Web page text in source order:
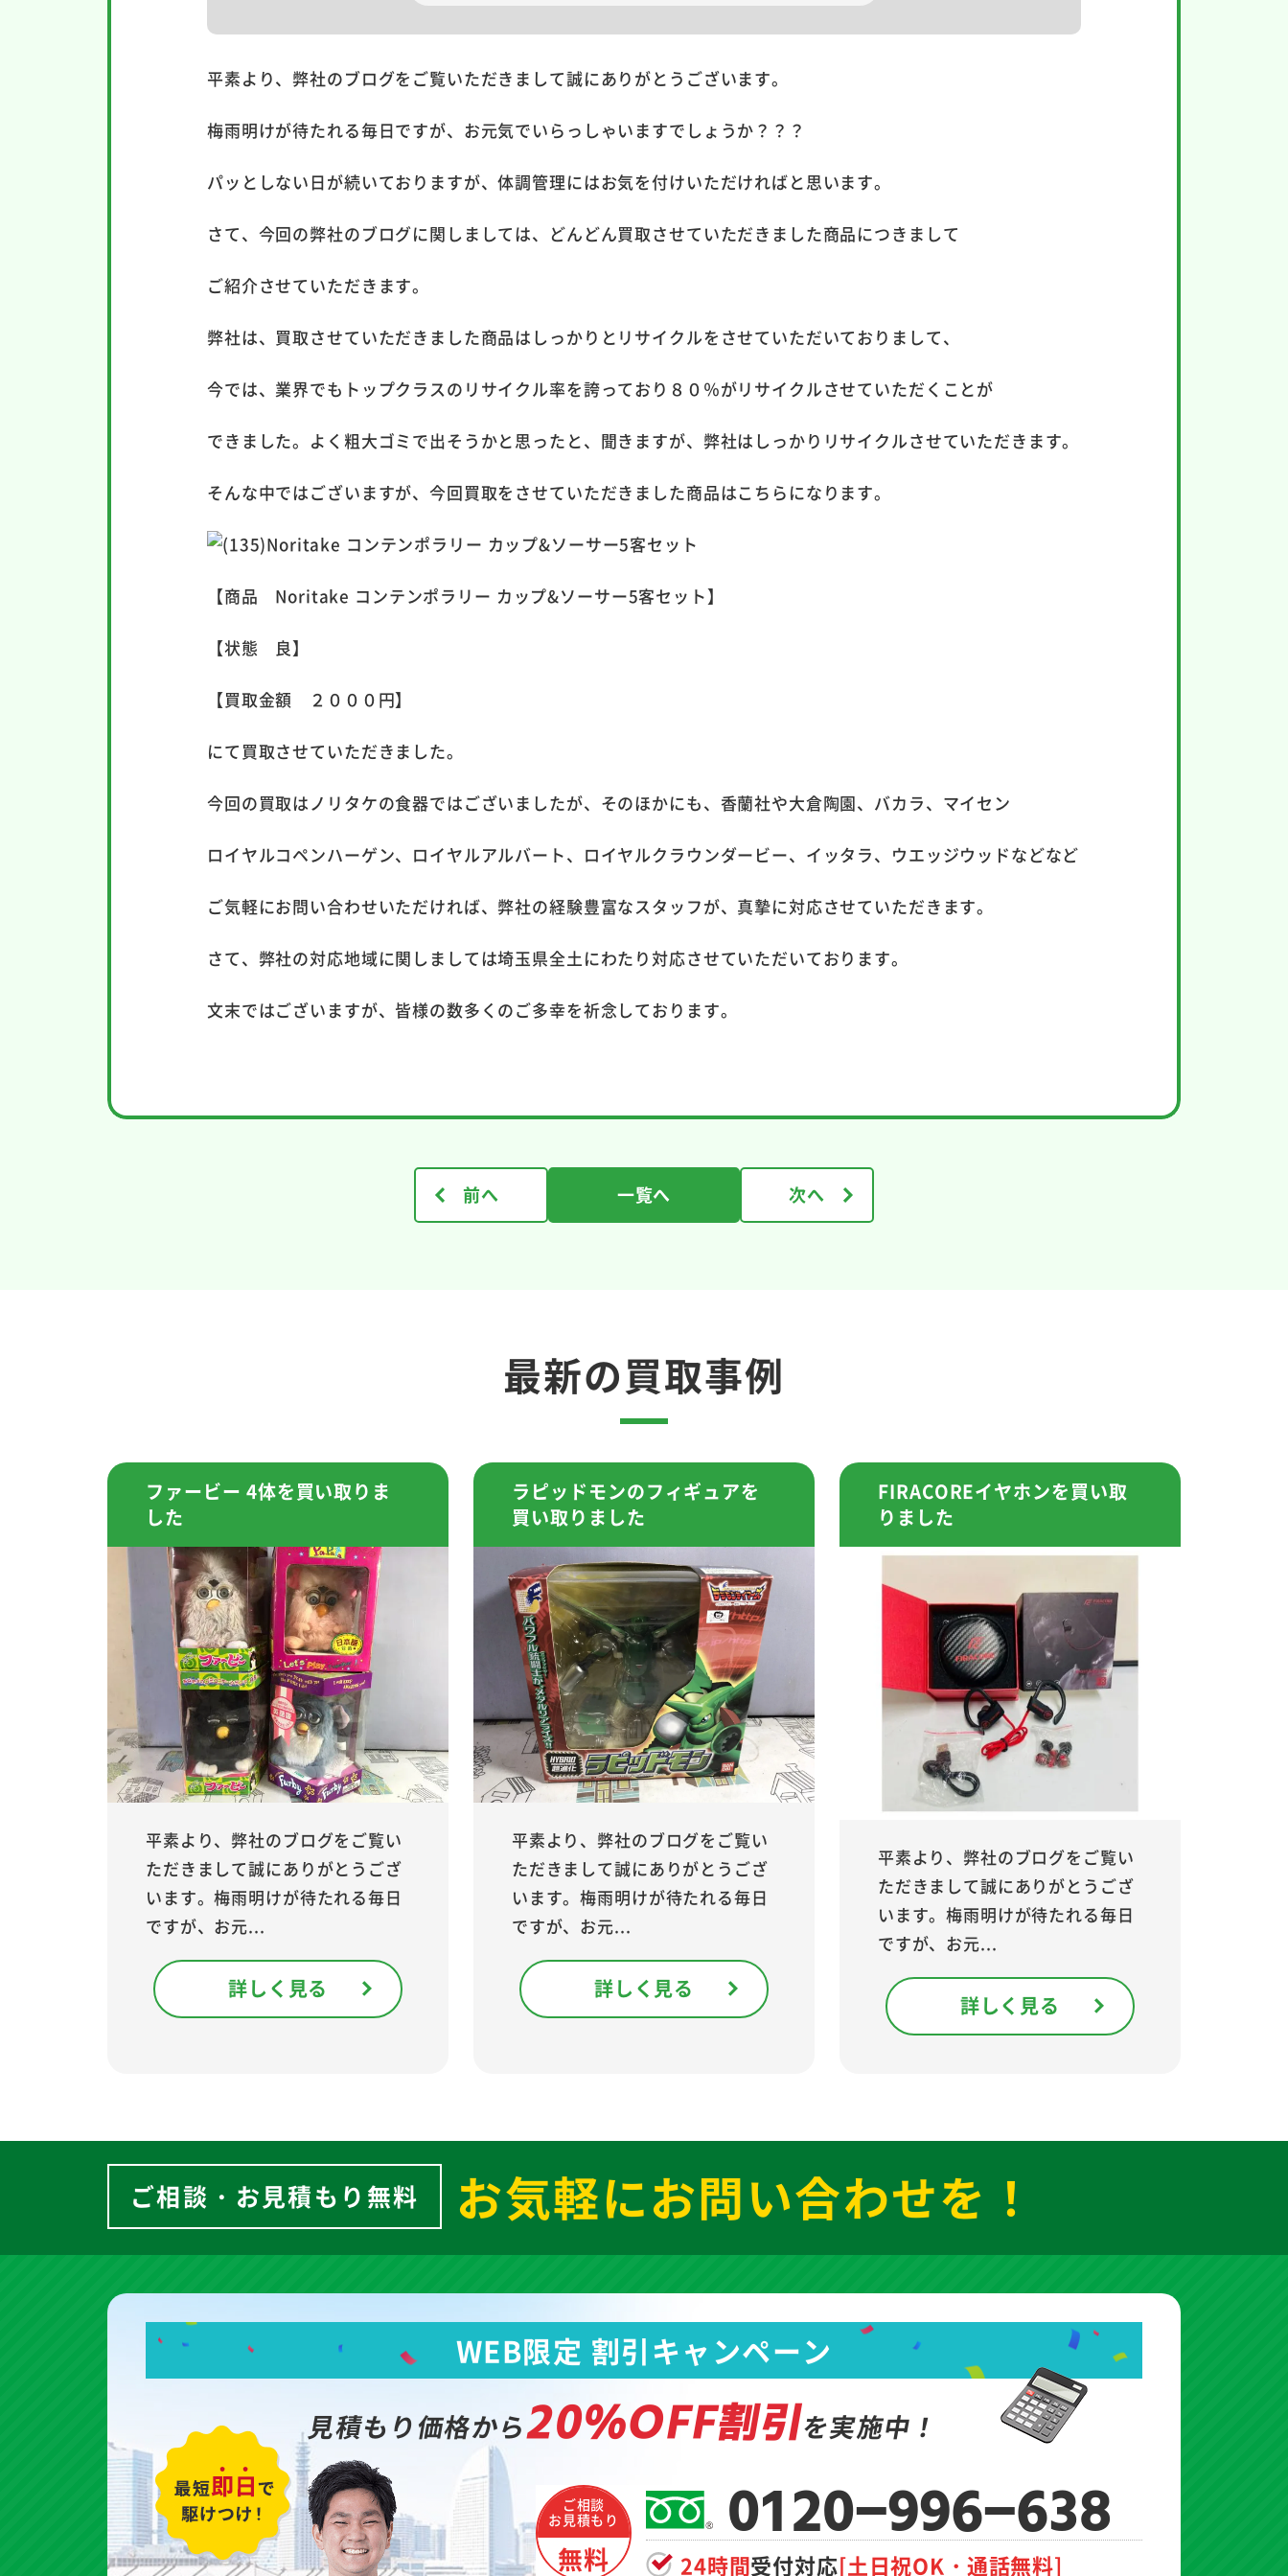
平素より、弊社のブログをご覧いただきまして誠にありがとうございます。
梅雨明けが待たれる毎日ですが、お元気でいらっしゃいますでしょうか？？？
パッとしない日が続いておりますが、体調管理にはお気を付けいただければと思います。
さて、今回の弊社のブログに関しましては、どんどん買取させていただきました商品につきまして
ご紹介させていただきます。
弊社は、買取させていただきました商品はしっかりとリサイクルをさせていただいておりまして、
今では、業界でもトップクラスのリサイクル率を誇っており８０％がリサイクルさせていただくことが
できました。よく粗大ゴミで出そうかと思ったと、聞きますが、弊社はしっかりリサイクルさせていただきます。
そんな中ではございますが、今回買取をさせていただきました商品はこちらになります。
【商品 Noritake コンテンポラリー カップ&ソーサー5客セット】
【状態 良】
【買取金額 ２０００円】
にて買取させていただきました。
今回の買取はノリタケの食器ではございましたが、そのほかにも、香蘭社や大倉陶園、バカラ、マイセン
ロイヤルコペンハーゲン、ロイヤルアルバート、ロイヤルクラウンダービー、イッタラ、ウエッジウッドなどなど
ご気軽にお問い合わせいただければ、弊社の経験豊富なスタッフが、真摯に対応させていただきます。
さて、弊社の対応地域に関しましては埼玉県全土にわたり対応させていただいております。
文末ではございますが、皆様の数多くのご多幸を祈念しております。
前へ 一覧へ 次へ
最新の買取事例
ファービー 4体を買い取りま
した
平素より、弊社のブログをご覧い
ただきまして誠にありがとうござ
います。梅雨明けが待たれる毎日
ですが、お元...
詳しく見る
ラピッドモンのフィギュアを
買い取りました
平素より、弊社のブログをご覧い
ただきまして誠にありがとうござ
います。梅雨明けが待たれる毎日
ですが、お元...
詳しく見る
FIRACOREイヤホンを買い取
りました
平素より、弊社のブログをご覧い
ただきまして誠にありがとうござ
います。梅雨明けが待たれる毎日
ですが、お元...
詳しく見る
ご相談・お見積もり無料 お気軽にお問い合わせを！
WEB限定 割引キャンペーン
見積もり価格から20%OFF割引を実施中！
ご相談
お見積もり
無料
0120-996-638
24時間受付対応[土日祝OK・通話無料]